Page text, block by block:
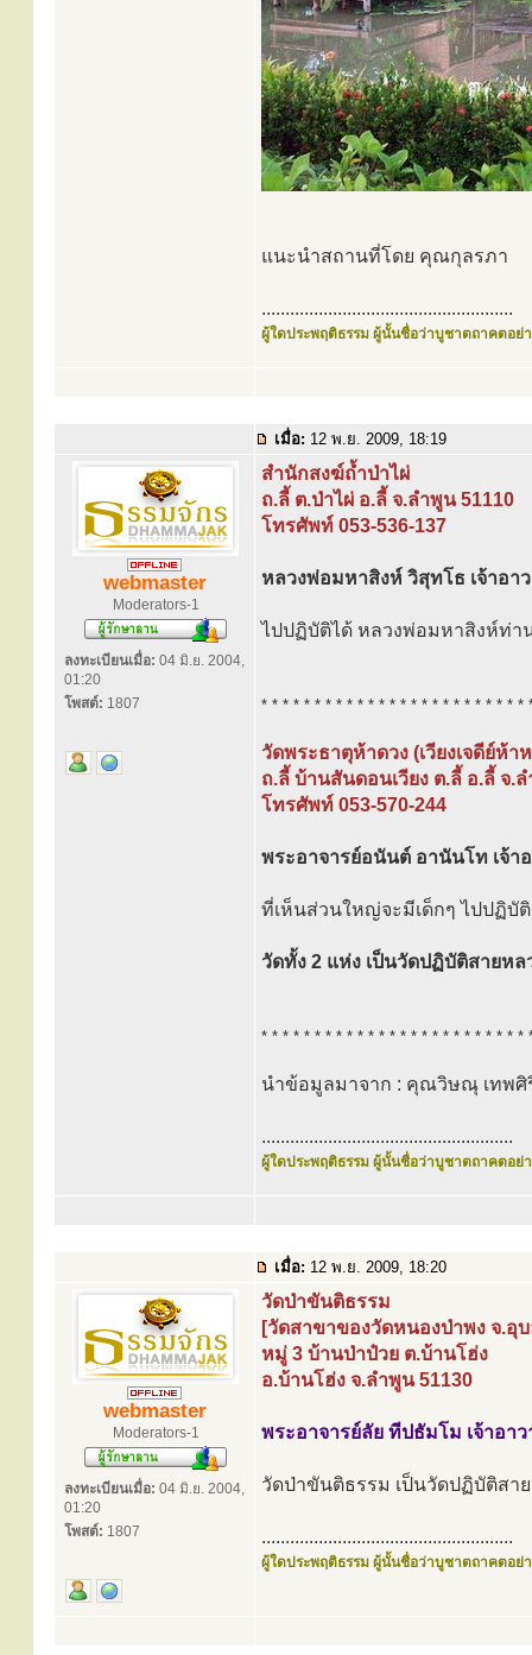
แนะนำสถานที่โดย คุณกุลรภา
.....................................................
ผู้ใดประพฤติธรรม ผู้นั้นชื่อว่าบูชาตถาคตอย่า
เมื่อ: 12 พ.ย. 2009, 18:19
webmaster
Moderators-1
ลงทะเบียนเมื่อ: 04 มิ.ย. 2004,
01:20
โพสต์: 1807
สำนักสงฆ์ถ้ำป่าไผ่
ถ.ลี้ ต.ป่าไผ่ อ.ลี้ จ.ลำพูน 51110
โทรศัพท์ 053-536-137
หลวงพ่อมหาสิงห์ วิสุทโธ เจ้าอา
ไปปฏิบัติได้ หลวงพ่อมหาสิงห์ท่
* * * * * * * * * * * * * * * * * * * * * * * * *
วัดพระธาตุห้าดวง (เวียงเจดีย์ห้า
ถ.ลี้ บ้านสันดอนเวียง ต.ลี้ อ.ลี้ จ.
โทรศัพท์ 053-570-244
พระอาจารย์อนันต์ อานันโท เจ้า
ที่เห็นส่วนใหญ่จะมีเด็กๆ ไปปฏิบั
วัดทั้ง 2 แห่ง เป็นวัดปฏิบัติสายห
* * * * * * * * * * * * * * * * * * * * * * * * *
นำข้อมูลมาจาก : คุณวิษณุ เทพศิ
.....................................................
ผู้ใดประพฤติธรรม ผู้นั้นชื่อว่าบูชาตถาคตอย่า
เมื่อ: 12 พ.ย. 2009, 18:20
webmaster
Moderators-1
ลงทะเบียนเมื่อ: 04 มิ.ย. 2004,
01:20
โพสต์: 1807
วัดป่าขันติธรรม
[วัดสาขาของวัดหนองป่าพง จ.อุ
หมู่ 3 บ้านป่าป๋วย ต.บ้านโฮ่ง
อ.บ้านโฮ่ง จ.ลำพูน 51130
พระอาจารย์ลัย ทีปธัมโม เจ้าอาว
วัดป่าขันติธรรม เป็นวัดปฏิบัติสา
.....................................................
ผู้ใดประพฤติธรรม ผู้นั้นชื่อว่าบูชาตถาคตอย่า